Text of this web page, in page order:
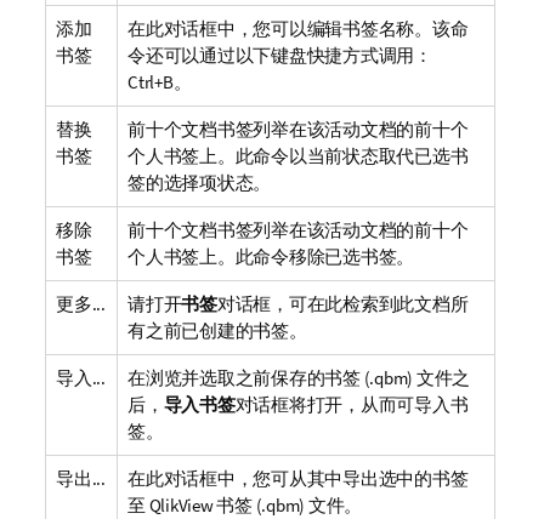
添加
书签
在此对话框中，您可以编辑书签名称。该命
令还可以通过以下键盘快捷方式调用：
Ctrl+B。
替换
书签
前十个文档书签列举在该活动文档的前十个
个人书签上。此命令以当前状态取代已选书
签的选择项状态。
移除
书签
前十个文档书签列举在该活动文档的前十个
个人书签上。此命令移除已选书签。
更多... 请打开书签对话框，可在此检索到此文档所
有之前已创建的书签。
导入...
在浏览并选取之前保存的书签 (.qbm) 文件之
后， 导入书签对话框将打开，从而可导入书
签。
导出...
在此对话框中，您可从其中导出选中的书签
至 QlikView 书签 (.qbm) 文件。